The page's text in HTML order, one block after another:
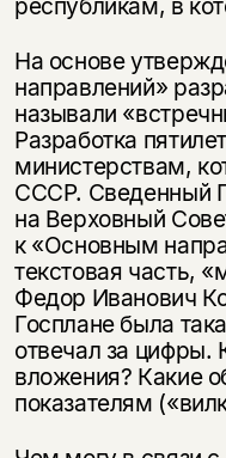
республикам, в
На основе
направлений»
называли
Разработка
министерствам,
СССР. Сведенный
на Верховный
к «Основным
текстовая часть,
Федор Иванович
Госплане была
отвечал за цифры.
вложения? Какие
показателям